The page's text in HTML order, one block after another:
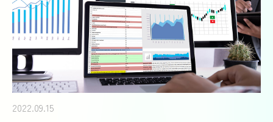
2022.09.15